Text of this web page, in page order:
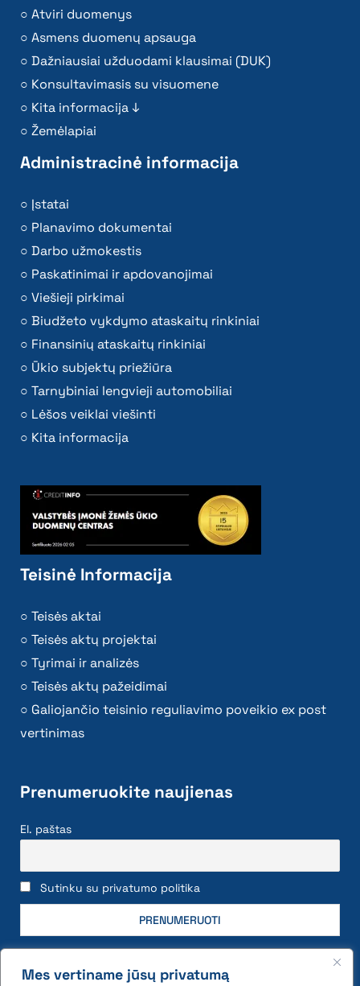
Mes vertiname jūsų privatumą
Atviri duomenys
Asmens duomenų apsauga
Dažniausiai užduodami klausimai (DUK)
Konsultavimasis su visuomene
Kita informacija ↓
Žemėlapiai
Administracinė informacija
Įstatai
Planavimo dokumentai
Darbo užmokestis
Paskatinimai ir apdovanojimai
Viešieji pirkimai
Biudžeto vykdymo ataskaitų rinkiniai
Finansinių ataskaitų rinkiniai
Ūkio subjektų priežiūra
Tarnybiniai lengvieji automobiliai
Lėšos veiklai viešinti
Kita informacija
Teisinė Informacija
Teisės aktai
Teisės aktų projektai
Tyrimai ir analizės
Teisės aktų pažeidimai
Galiojančio teisinio reguliavimo poveikio ex post
vertinimas
Prenumeruokite naujienas
El. paštas
Sutinku su privatumo politika